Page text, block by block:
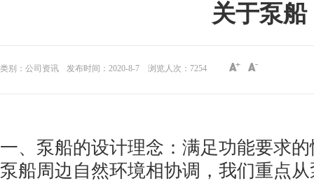
关于泵船
类别：公司资讯 发布时间：2020-8-7 浏览人次： 7254
一、泵船的设计理念：满足功能要求
泵船周边自然环境相协调，我们重点